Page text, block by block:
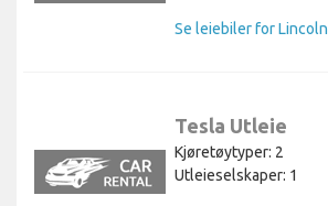
Se leiebiler for Lincoln
Tesla Utleie
Kjøretøytyper: 2
Utleieselskaper: 1